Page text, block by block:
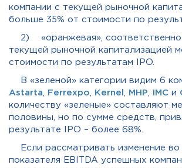
компании с текущей рыночной
больше 35% от стоимости по
2) «оранжевая», соответственно
текущей рыночной капитализацией
стоимости по результатам IPO.
В «зеленой» категории видим 6
Astarta
Ferrexpo Kernel MHP IMC и
количеству «зеленые» составляют
половины, но по сумме средств,
результате IPO – более 68%.
Если рассматривать изменение во
показателя EBITDA успешных